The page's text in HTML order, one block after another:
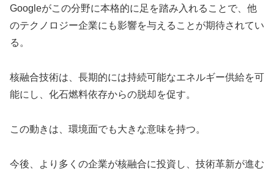
Googleがこの分野に本格的に足を踏み入れることで、他
のテクノロジー企業にも影響を与えることが期待されてい
る。
核融合技術は、長期的には持続可能なエネルギー供給を可
能にし、化石燃料依存からの脱却を促す。
この動きは、環境面でも大きな意味を持つ。
今後、より多くの企業が核融合に投資し、技術革新が進む